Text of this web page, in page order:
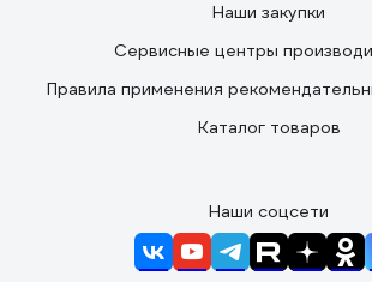
Наши закупки
Сервисные центры
Правила применения
Каталог товаров
Наши соцсети